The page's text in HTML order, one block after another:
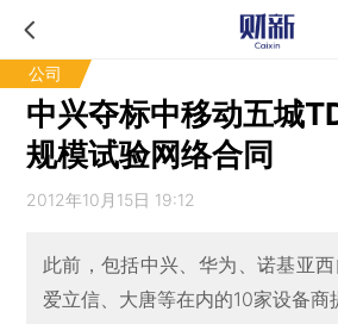
公司
中兴夺标中移动五城
规模试验网络合同
2012年10月15日 19:12
此前，包括中兴、华为、诺基亚西
爱立信、大唐等在内的10家设备商